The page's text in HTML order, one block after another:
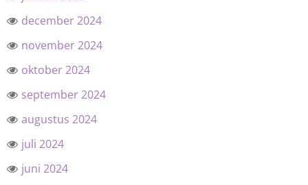
december 2024
november 2024
oktober 2024
september 2024
augustus 2024
juli 2024
juni 2024